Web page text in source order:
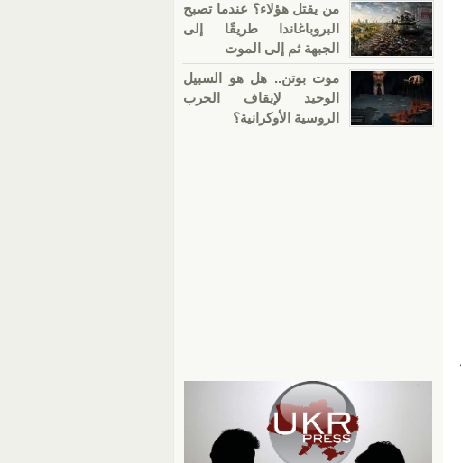
من يقتل هؤلاء؟ عندما تصبح
البروباغاندا طريقًا إلى
الجبهة ثم إلى الموت
موت بوتن.. هل هو السبيل
الوحيد لإيقاف الحرب
الروسية الأوكرانية؟